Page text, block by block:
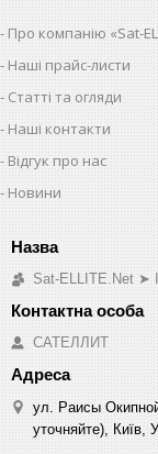
Про компанію «Sat-
Наші прайс-листи
Статті та огляди
Наші контакти
Відгук про нас
Новини
Sat-ELLITE.Net
САТЕЛЛИТ
ул. Раисы
уточняйте), Київ,